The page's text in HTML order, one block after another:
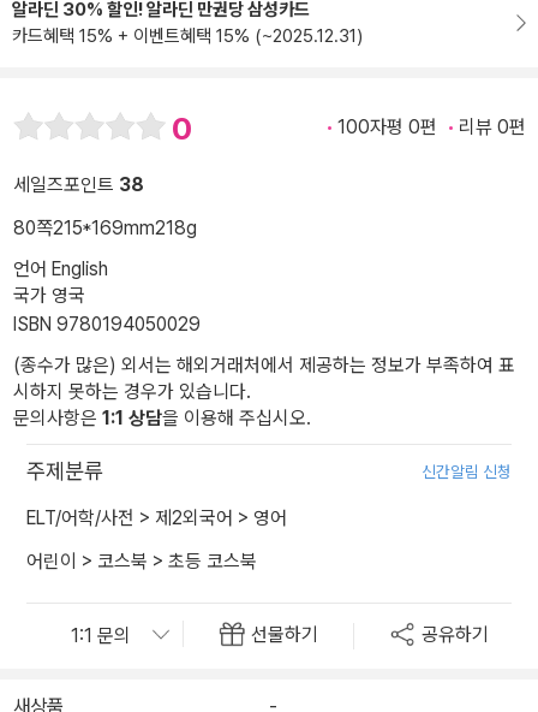
알라딘 30% 할인! 알라딘 만권당 삼성카드
카드혜택 15% + 이벤트혜택 15% (~2025.12.31)
0 100자평 0편 리뷰 0편
세일즈포인트 38
80쪽215*169mm218g
언어 English
국가 영국
ISBN 9780194050029
(종수가 많은) 외서는 해외거래처에서 제공하는 정보가 부족하여 표
시하지 못하는 경우가 있습니다.
문의사항은 1:1 상담을 이용해 주십시오.
주제분류 신간알림 신청
ELT/어학/사전 > 제2외국어 > 영어
어린이 > 코스북 > 초등 코스북
선물하기 공유하기
새상품
-